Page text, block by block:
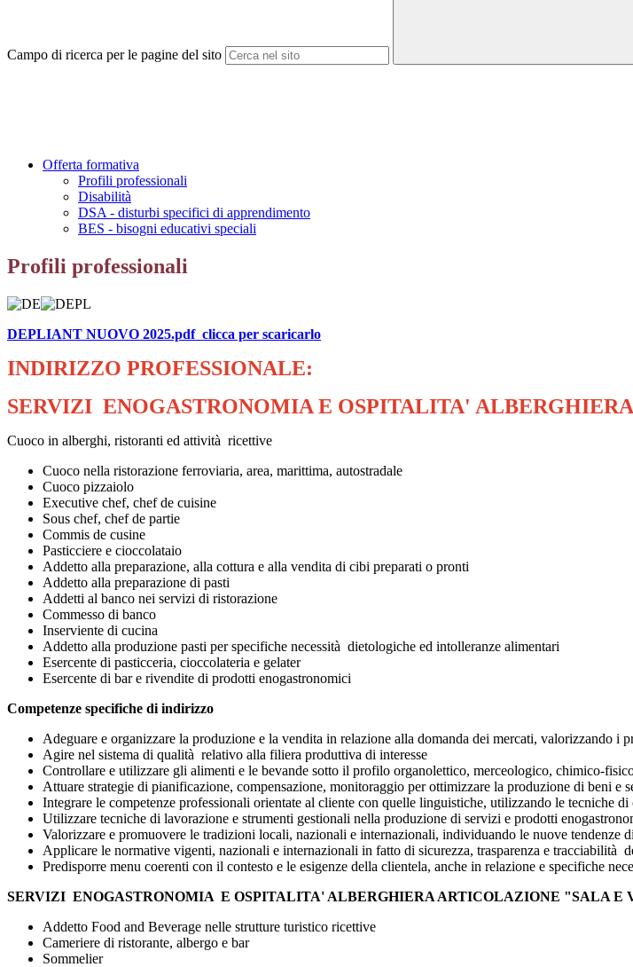
Campo di ricerca per le pagine del sito
Offerta formativa
Profili professionali
Disabilità
DSA - disturbi specifici di apprendimento
BES - bisogni educativi speciali
Profili professionali
DEPLIANT NUOVO 2025.pdf clicca per scaricarlo
INDIRIZZO PROFESSIONALE:
SERVIZI ENOGASTRONOMIA E OSPITALITA'
Cuoco in alberghi, ristoranti ed attività ricettive
Cuoco nella ristorazione ferroviaria, area, marittima, autostradale
Cuoco pizzaiolo
Executive chef, chef de cuisine
Sous chef, chef de partie
Commis de cusine
Pasticciere e cioccolataio
Addetto alla preparazione, alla cottura e alla vendita di cibi preparati o pronti
Addetto alla preparazione di pasti
Addetti al banco nei servizi di ristorazione
Commesso di banco
Inserviente di cucina
Addetto alla produzione pasti per specifiche necessità dietologiche ed intolleranze alimentari
Esercente di pasticceria, cioccolateria e gelater
Esercente di bar e rivendite di prodotti enogastronomici
Competenze specifiche di indirizzo
Adeguare e organizzare la produzione e la vendita in relazione alla domanda dei mercati, valorizzando i
Agire nel sistema di qualità relativo alla filiera produttiva di interesse
Controllare e utilizzare gli alimenti e le bevande sotto il profilo organolettico, merceologico, chimico-
Attuare strategie di pianificazione, compensazione, monitoraggio per ottimizzare la produzione di beni e
Integrare le competenze professionali orientate al cliente con quelle linguistiche, utilizzando le
Utilizzare tecniche di lavorazione e strumenti gestionali nella produzione di servizi e prodotti
Valorizzare e promuovere le tradizioni locali, nazionali e internazionali, individuando le nuove tendenze
Applicare le normative vigenti, nazionali e internazionali in fatto di sicurezza, trasparenza e tracciabilità
Predisporre menu coerenti con il contesto e le esigenze della clientela, anche in relazione e specifiche
SERVIZI ENOGASTRONOMIA E OSPITALITA' ALBERGHIERA ARTICOLAZIONE "SALA E
Addetto Food and Beverage nelle strutture turistico ricettive
Cameriere di ristorante, albergo e bar
Sommelier